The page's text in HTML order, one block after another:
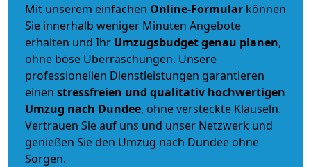
Mit unserem einfachen Online-Formular können
Sie innerhalb weniger Minuten Angebote
erhalten und Ihr Umzugsbudgetgenau planen,
ohne böse Überraschungen. Unsere
professionellen Dienstleistungen garantieren
einen stressfreien und qualitativ hochwertigen
Umzug nach Dundee, ohne versteckte Klauseln.
Vertrauen Sie auf uns und unser Netzwerk und
genießen Sie den Umzug nach Dundee ohne
Sorgen.